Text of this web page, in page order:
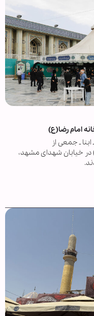
امام رضا(ع)
ـ جمعی از
در خیابان شهدای مشهد،